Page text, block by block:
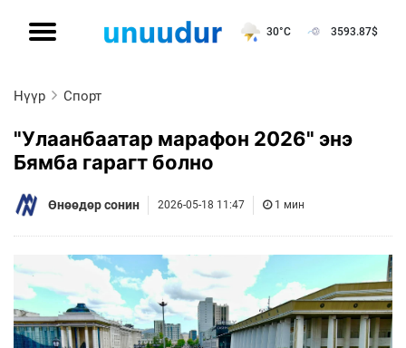
30°C 3593.87$
Нүүр Спорт
"Улаанбаатар марафон 2026" энэ
Бямба гарагт болно
Өнөөдөр сонин 2026-05-18 11:47 1 мин